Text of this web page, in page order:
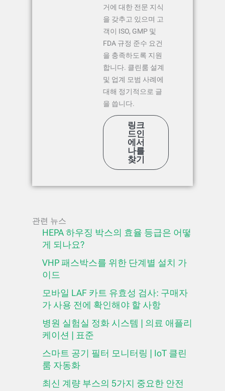
거에 대한 전문 지식
을 갖추고 있으며 고
객이 ISO, GMP 및
FDA 규정 준수 요건
을 충족하도록 지원
합니다. 클린룸 설계
및 업계 모범 사례에
대해 정기적으로 글
을 씁니다.
링크
드인
에서
나를
찾기
관련 뉴스
HEPA 하우징 박스의 효율 등급은 어떻
게 되나요?
VHP 패스박스를 위한 단계별 설치 가
이드
모바일 LAF 카트 유효성 검사: 구매자
가 사용 전에 확인해야 할 사항
병원 실험실 정화 시스템 | 의료 애플리
케이션 | 표준
스마트 공기 필터 모니터링 | IoT 클린
룸 자동화
최신 계량 부스의 5가지 중요한 안전